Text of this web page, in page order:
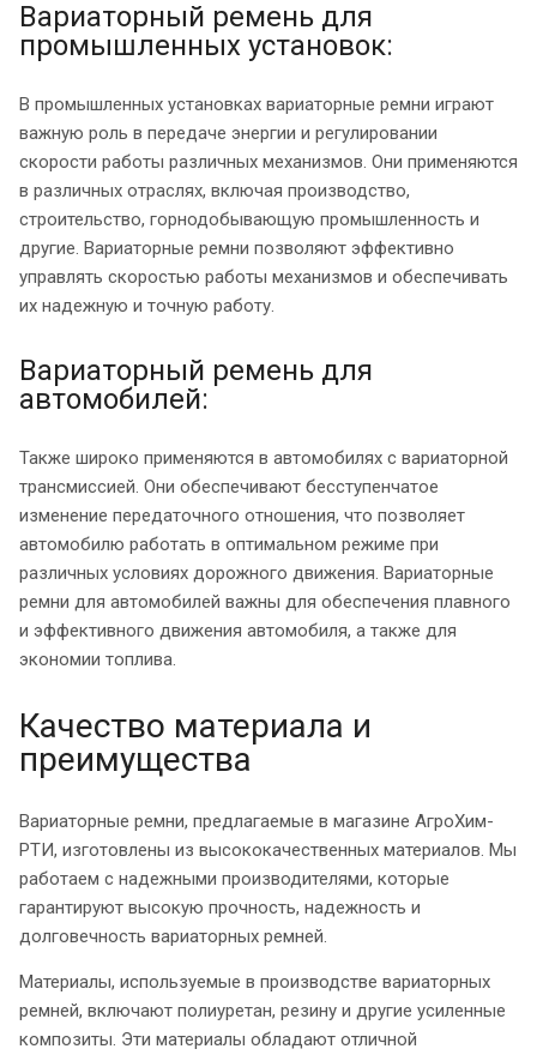
Вариаторный ремень для
промышленных установок:
В промышленных установках вариаторные ремни играют
важную роль в передаче энергии и регулировании
скорости работы различных механизмов. Они применяются
в различных отраслях, включая производство,
строительство, горнодобывающую промышленность и
другие. Вариаторные ремни позволяют эффективно
управлять скоростью работы механизмов и обеспечивать
их надежную и точную работу.
Вариаторный ремень для
автомобилей:
Также широко применяются в автомобилях с вариаторной
трансмиссией. Они обеспечивают бесступенчатое
изменение передаточного отношения, что позволяет
автомобилю работать в оптимальном режиме при
различных условиях дорожного движения. Вариаторные
ремни для автомобилей важны для обеспечения плавного
и эффективного движения автомобиля, а также для
экономии топлива.
Качество материала и
преимущества
Вариаторные ремни, предлагаемые в магазине АгроХим-
РТИ, изготовлены из высококачественных материалов. Мы
работаем с надежными производителями, которые
гарантируют высокую прочность, надежность и
долговечность вариаторных ремней.
Материалы, используемые в производстве вариаторных
ремней, включают полиуретан, резину и другие усиленные
композиты. Эти материалы обладают отличной